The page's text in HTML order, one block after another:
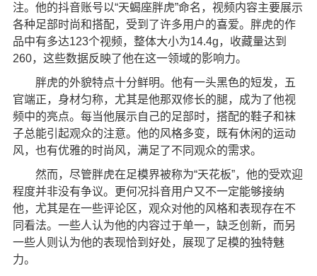
注。他的抖音账号以“天蝎座胖虎”命名，视频内容主要展示
各种足部时尚和搭配，受到了许多用户的喜爱。胖虎的作
品中有多达123个视频，整体大小为14.4g，收藏量达到
260，这些数据反映了他在这一领域的影响力。
胖虎的外貌特点十分鲜明。他有一头黑色的短发，五
官端正，身材匀称，尤其是他那双修长的腿，成为了他视
频中的亮点。每当他展示自己的足部时，搭配的鞋子和袜
子总能引起观众的注意。他的风格多变，既有休闲的运动
风，也有优雅的时尚风，满足了不同观众的需求。
然而，尽管胖虎在足模界被称为“天花板”，他的受欢迎
程度并非没有争议。更何况抖音用户又不一定能够接纳
他，尤其是在一些评论区，观众对他的风格和表现存在不
同看法。一些人认为他的内容过于单一，缺乏创新，而另
一些人则认为他的表现恰到好处，展现了足模的独特魅
力。